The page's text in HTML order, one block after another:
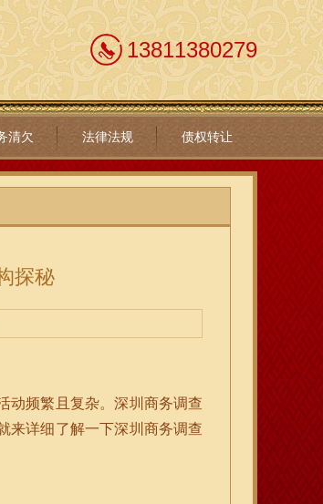
13811380279
清欠 法律法规 债权转让
探秘
动频繁且复杂。深圳商务调查
来详细了解一下深圳商务调查